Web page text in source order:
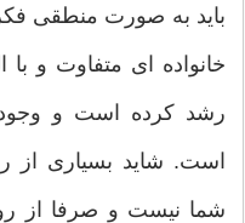
باید به صورت منطقی
خانواده ای متفاوت و
رشد کرده است و وجود
است. شاید بسیاری از
شما نیست و صرفا از